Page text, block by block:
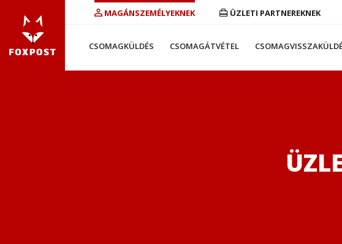
MAGÁNSZEMÉLYEKNEK ÜZLETI PARTNEREKNEK
CSOMAGKÜLDÉS CSOMAGÁTVÉTEL